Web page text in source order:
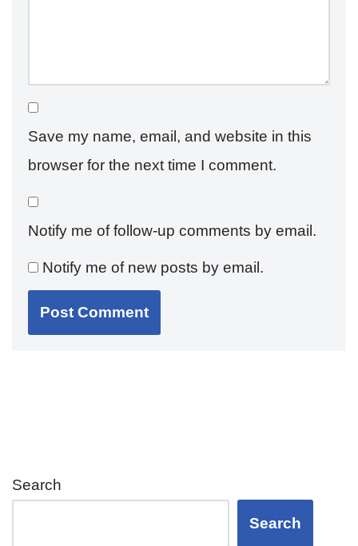
Save my name, email, and website in this
browser for the next time I comment.
Notify me of follow-up comments by email.
Notify me of new posts by email.
Search
Search